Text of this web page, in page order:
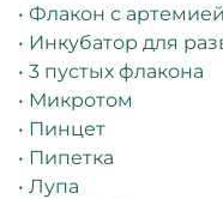
• Флакон с артемией
• Инкубатор для
• 3 пустых флакона
• Микротом
• Пинцет
• Пипетка
• Лупа